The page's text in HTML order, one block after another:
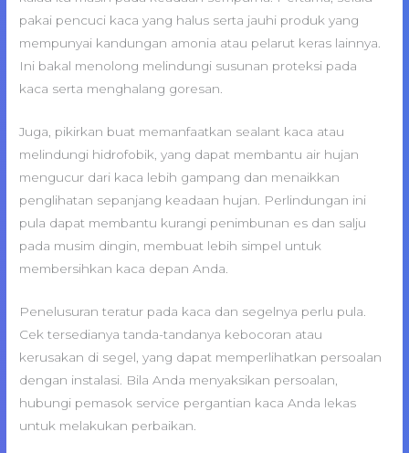
pakai pencuci kaca yang halus serta jauhi produk yang
mempunyai kandungan amonia atau pelarut keras lainnya.
Ini bakal menolong melindungi susunan proteksi pada
kaca serta menghalang goresan.
Juga, pikirkan buat memanfaatkan sealant kaca atau
melindungi hidrofobik, yang dapat membantu air hujan
mengucur dari kaca lebih gampang dan menaikkan
penglihatan sepanjang keadaan hujan. Perlindungan ini
pula dapat membantu kurangi penimbunan es dan salju
pada musim dingin, membuat lebih simpel untuk
membersihkan kaca depan Anda.
Penelusuran teratur pada kaca dan segelnya perlu pula.
Cek tersedianya tanda-tandanya kebocoran atau
kerusakan di segel, yang dapat memperlihatkan persoalan
dengan instalasi. Bila Anda menyaksikan persoalan,
hubungi pemasok service pergantian kaca Anda lekas
untuk melakukan perbaikan.